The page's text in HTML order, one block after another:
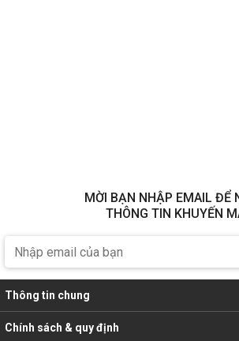
MỜI BẠN NHẬP EMAIL ĐỂ
THÔNG TIN KHUYẾN
Thông tin chung
Chính sách & quy định